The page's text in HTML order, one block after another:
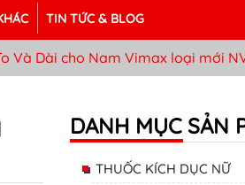
TIN TỨC & BLOG
Và Dài cho Nam Vimax loại mới
DANH MỤC SẢN
THUỐC KÍCH DỤC NỮ